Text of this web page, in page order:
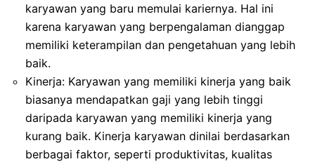
karyawan yang baru memulai kariernya. Hal ini
karena karyawan yang berpengalaman dianggap
memiliki keterampilan dan pengetahuan yang lebih
baik.
Kinerja: Karyawan yang memiliki kinerja yang baik
biasanya mendapatkan gaji yang lebih tinggi
daripada karyawan yang memiliki kinerja yang
kurang baik. Kinerja karyawan dinilai berdasarkan
berbagai faktor, seperti produktivitas, kualitas